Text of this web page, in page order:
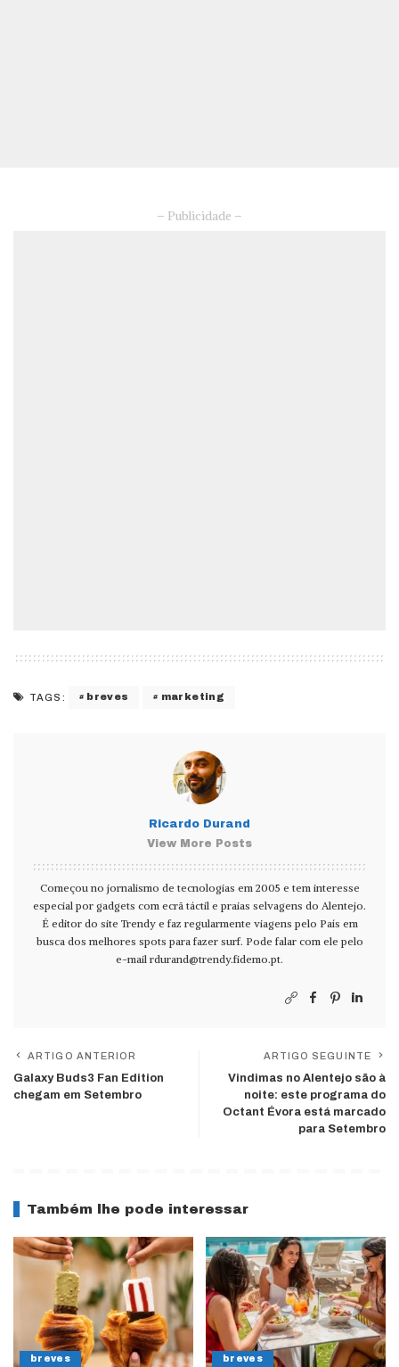
– Publicidade –
TAGS: breves marketing
Ricardo Durand
View More Posts
Começou no jornalismo de tecnologias em 2005 e tem interesse
especial por gadgets com ecrã táctil e praias selvagens do Alentejo.
É editor do site Trendy e faz regularmente viagens pelo País em
busca dos melhores spots para fazer surf. Pode falar com ele pelo
e-mail rdurand@trendy.fidemo.pt.
ARTIGO ANTERIOR
Galaxy Buds3 Fan Edition
chegam em Setembro
ARTIGO SEGUINTE
Vindimas no Alentejo são à
noite: este programa do
Octant Évora está marcado
para Setembro
Também lhe pode interessar
breves breves